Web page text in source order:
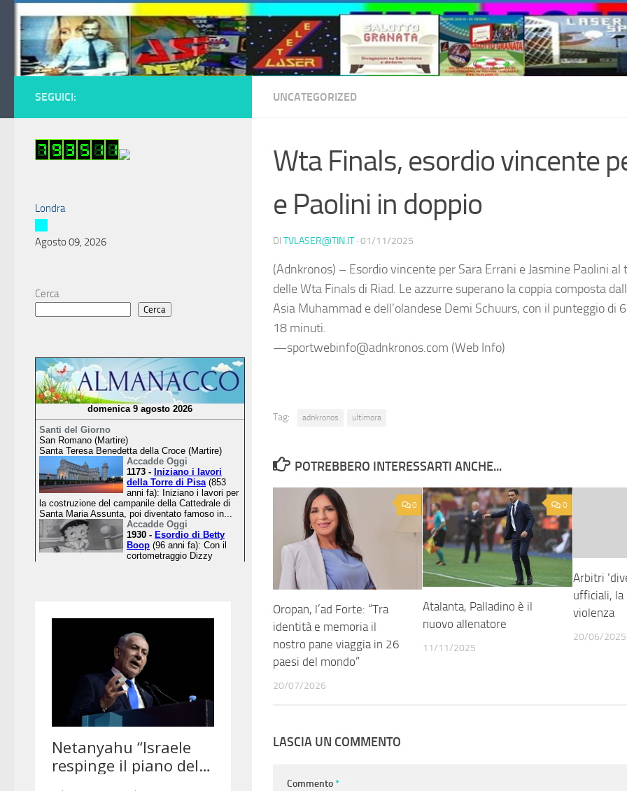
Salta al contenuto
UNCATEGORIZED
Wta Finals, esordio vincente
e Paolini in doppio
DI TVLASER@TIN.IT · 01/11/2025
(Adnkronos) – Esordio vincente per Sara Errani e Jasmine Paolini al
delle Wta Finals di Riad. Le azzurre superano la coppia composta
Asia Muhammad e dell’olandese Demi Schuurs, con il punteggio di
18 minuti.
—sportwebinfo@adnkronos.com (Web Info)
Tag: adnkronos ultimora
POTREBBERO INTERESSARTI ANCHE...
0
Oropan, l’ad Forte: “Tra
identità e memoria il
nostro pane viaggia in 26
paesi del mondo”
20/07/2026
0
Atalanta, Palladino è il
nuovo allenatore
11/11/2025
Arbitri
ufficiali, la
violenza
20/06/2025
LASCIA UN COMMENTO
Commento*
SEGUICI:
Londra
Agosto 09, 2026
Cerca
Cerca